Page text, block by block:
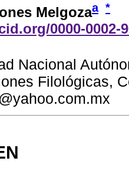
Melgozaa *
0000-0002-
Nacional
Filológicas,